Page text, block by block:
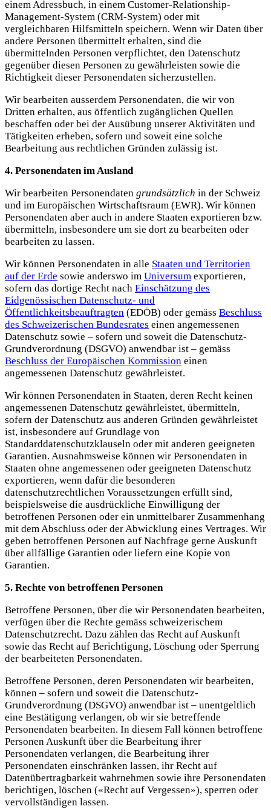
einem Adressbuch, in einem Customer-Relationship-
Management-System (CRM-System) oder mit
vergleichbaren Hilfsmitteln speichern. Wenn wir Daten über
andere Personen übermittelt erhalten, sind die
übermittelnden Personen verpflichtet, den Datenschutz
gegenüber diesen Personen zu gewährleisten sowie die
Richtigkeit dieser Personendaten sicherzustellen.
Wir bearbeiten ausserdem Personendaten, die wir von
Dritten erhalten, aus öffentlich zugänglichen Quellen
beschaffen oder bei der Ausübung unserer Aktivitäten und
Tätigkeiten erheben, sofern und soweit eine solche
Bearbeitung aus rechtlichen Gründen zulässig ist.
4. Personendaten im Ausland
Wir bearbeiten Personendaten grundsätzlich in der Schweiz
und im Europäischen Wirtschaftsraum (EWR). Wir können
Personendaten aber auch in andere Staaten exportieren bzw.
übermitteln, insbesondere um sie dort zu bearbeiten oder
bearbeiten zu lassen.
Wir können Personendaten in alle Staaten und Territorien
auf der Erde sowie anderswo im Universum exportieren,
sofern das dortige Recht nach Einschätzung des
Eidgenössischen Datenschutz- und
Öffentlichkeitsbeauftragten (EDÖB) oder gemäss Beschluss
des Schweizerischen Bundesrates einen angemessenen
Datenschutz sowie – sofern und soweit die Datenschutz-
Grundverordnung (DSGVO) anwendbar ist – gemäss
Beschluss der Europäischen Kommission einen
angemessenen Datenschutz gewährleistet.
Wir können Personendaten in Staaten, deren Recht keinen
angemessenen Datenschutz gewährleistet, übermitteln,
sofern der Datenschutz aus anderen Gründen gewährleistet
ist, insbesondere auf Grundlage von
Standarddatenschutzklauseln oder mit anderen geeigneten
Garantien. Ausnahmsweise können wir Personendaten in
Staaten ohne angemessenen oder geeigneten Datenschutz
exportieren, wenn dafür die besonderen
datenschutzrechtlichen Voraussetzungen erfüllt sind,
beispielsweise die ausdrückliche Einwilligung der
betroffenen Personen oder ein unmittelbarer Zusammenhang
mit dem Abschluss oder der Abwicklung eines Vertrages. Wir
geben betroffenen Personen auf Nachfrage gerne Auskunft
über allfällige Garantien oder liefern eine Kopie von
Garantien.
5. Rechte von betroffenen Personen
Betroffene Personen, über die wir Personendaten bearbeiten,
verfügen über die Rechte gemäss schweizerischem
Datenschutzrecht. Dazu zählen das Recht auf Auskunft
sowie das Recht auf Berichtigung, Löschung oder Sperrung
der bearbeiteten Personendaten.
Betroffene Personen, deren Personendaten wir bearbeiten,
können – sofern und soweit die Datenschutz-
Grundverordnung (DSGVO) anwendbar ist – unentgeltlich
eine Bestätigung verlangen, ob wir sie betreffende
Personendaten bearbeiten. In diesem Fall können betroffene
Personen Auskunft über die Bearbeitung ihrer
Personendaten verlangen, die Bearbeitung ihrer
Personendaten einschränken lassen, ihr Recht auf
Datenübertragbarkeit wahrnehmen sowie ihre Personendaten
berichtigen, löschen («Recht auf Vergessen»), sperren oder
vervollständigen lassen.